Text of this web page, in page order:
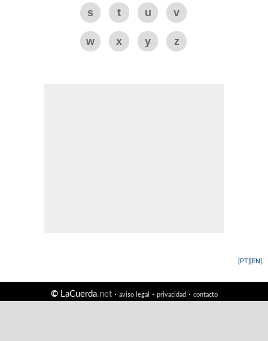
s t u v
w x y z
[EN]
[PT]
©LaCuerda.net· aviso legal · privacidad· contacto